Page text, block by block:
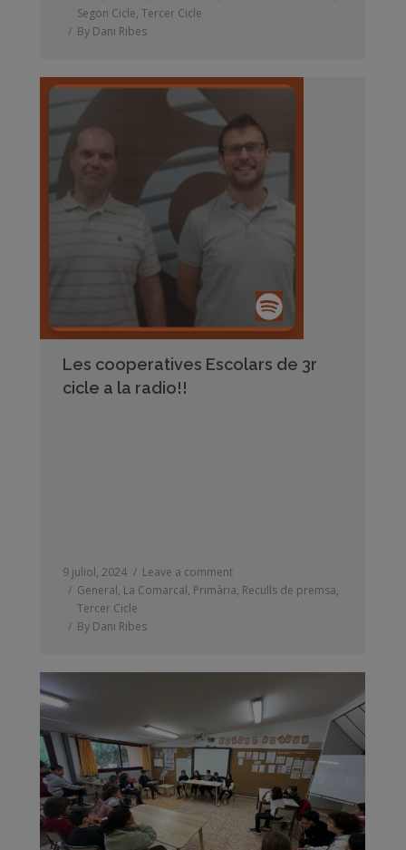
Segon Cicle, Tercer Cicle
By Dani Ribes
Les cooperatives Escolars de 3r
cicle a la radio!!
9 juliol, 2024
Leave a comment
General, La Comarcal, Primària, Reculls de premsa,
Tercer Cicle
By Dani Ribes